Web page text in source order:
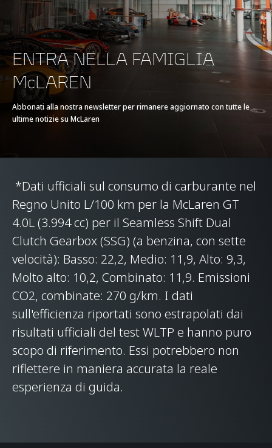
COPPIA MASSIMA 630 Nm (465 lb-ft)
E-MOTOR
TIPO DI BATTERIA
TRASMISSIONE
Gearbox (SSG)
SISTEMA AUTOTELAIO
STRUTTURA DELLA
SCOCCA
Carbon Fibre Monocell
II-T monocoque, with
Carbon Fibre rear
upper structure
TIPO DI
ENTRA NELLA FAMIGLIA
McLAREN
Abbonati alla nostra newsletter per rimanere aggiornato con tutte le
ultime notizie su McLaren
*Dati ufficiali sul consumo di carburante nel
Regno Unito L/100 km per la McLaren GT
4.0L (3.994 cc) per il Seamless Shift Dual
Clutch Gearbox (SSG) (a benzina, con sette
velocità): Basso: 22,2, Medio: 11,9, Alto: 9,3,
Molto alto: 10,2, Combinato: 11,9. Emissioni
CO2, combinate: 270 g/km. I dati
sull'efficienza riportati sono estrapolati dai
risultati ufficiali del test WLTP e hanno puro
scopo di riferimento. Essi potrebbero non
riflettere in maniera accurata la reale
esperienza di guida.